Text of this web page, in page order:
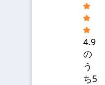
4.9
の
う
ち5